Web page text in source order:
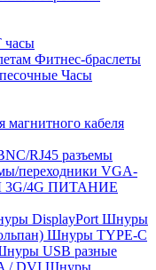
часы
Фитнес-браслеты
Часы
магнитного кабеля
RJ45 разъемы
переходники VGA-
4G ПИТАНИЕ
DisplayPort Шнуры
Шнуры TYPE-C
USB разные
/ DVI Шнуры